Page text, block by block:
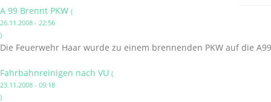
A 99 Brennt PKW (
26.11.2008 - 22:56
)
Die Feuerwehr Haar wurde zu einem brennenden PKW auf die
Fahrbahnreinigen nach VU (
23.11.2008 - 09:18
)